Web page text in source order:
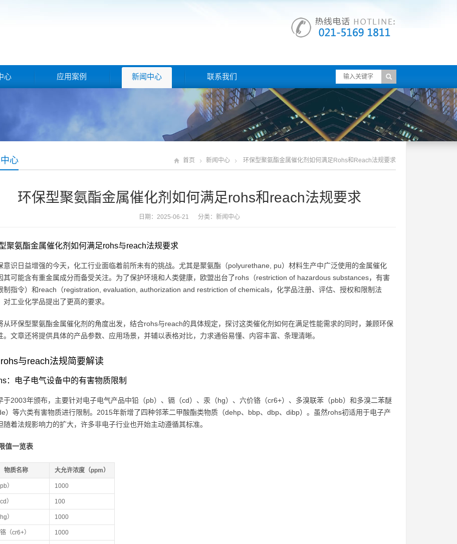
心 应用案例 新闻中心 联系我们
心 首页 新闻中心 环保型聚氨酯金属催化剂如何满足rohs和reach法规要求
环保型聚氨酯金属催化剂如何满足rohs和reach法规要求
日期：2025-06-21 分类： 新闻中心
聚氨酯金属催化剂如何满足rohs与reach法规要求
意识日益增强的今天，化工行业面临着前所未有的挑战。尤其是聚氨酯（polyurethane, pu）材料生产中广泛使用的金属催化
其可能含有重金属成分而备受关注。为了保护环境和人类健康，欧盟出台了rohs（restriction of hazardous substances，有害
制指令）和reach（registration, evaluation, authorization and restriction of chemicals，化学品注册、评估、授权和限制法
对工业化学品提出了更高的要求。
从环保型聚氨酯金属催化剂的角度出发，结合rohs与reach的具体规定，探讨这类催化剂如何在满足性能需求的同时，兼顾环保
。文章还将提供具体的产品参数、应用场景，并辅以表格对比，力求通俗易懂、内容丰富、条理清晰。
与reach法规简要解读
：电子电气设备中的有害物质限制
于2003年颁布，主要针对电子电气产品中铅（pb）、镉（cd）、汞（hg）、六价铬（cr6+）、多溴联苯（pbb）和多溴二苯醚
）等六类有害物质进行限制。2015年新增了四种邻苯二甲酸酯类物质（dehp、bbp、dbp、dibp）。虽然rohs初适用于电子产
随着法规影响力的扩大，许多非电子行业也开始主动遵循其标准。
值一览表
物质名称 大允许浓度（ppm）
） 1000
） 100
） 1000
（cr6+） 1000